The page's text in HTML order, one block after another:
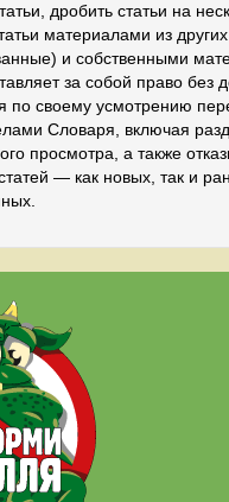
дробить статьи на
материалами из
и собственными
за собой право без
по своему усмотрению
Словаря, включая
просмотра, а также
— как новых, так и